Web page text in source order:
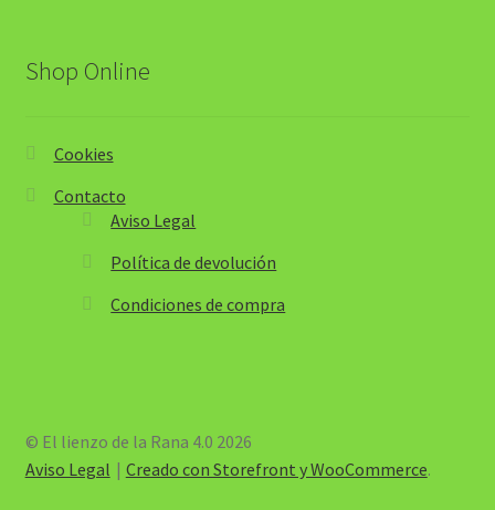
Shop Online
Cookies
Contacto
Aviso Legal
Política de devolución
Condiciones de compra
© El lienzo de la Rana 4.0 2026
Aviso Legal
Creado con Storefront y WooCommerce.